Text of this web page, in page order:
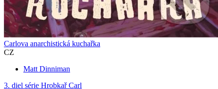
Carlova anarchistická kuchařka
CZ
Matt Dinniman
3. diel série Hrobkař Carl